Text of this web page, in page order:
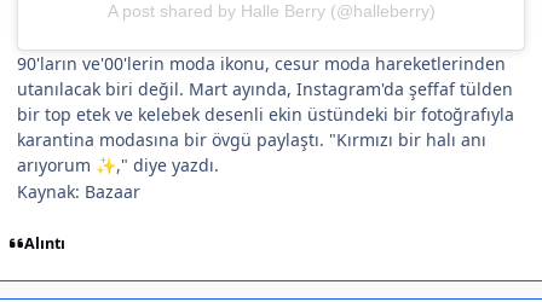
A post shared by Halle Berry (@halleberry)
90'ların ve'00'lerin moda ikonu, cesur moda hareketlerinden
utanılacak biri değil. Mart ayında, Instagram'da şeffaf tülden
bir top etek ve kelebek desenli ekin üstündeki bir fotoğrafıyla
karantina modasına bir övgü paylaştı. "Kırmızı bir halı anı
arıyorum ✨," diye yazdı.
Kaynak: Bazaar
Alıntı